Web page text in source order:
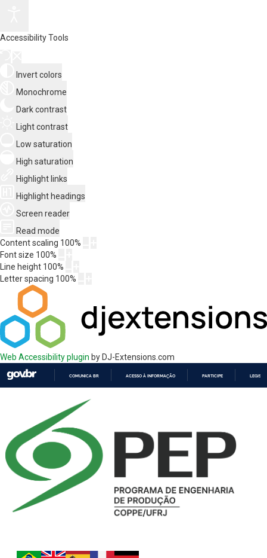
Accessibility Tools
Invert colors
Monochrome
Dark contrast
Light contrast
Low saturation
High saturation
Highlight links
Highlight headings
Screen reader
Read mode
Content scaling 100%
Font size 100%
Line height 100%
Letter spacing 100%
Web Accessibility plugin by DJ-Extensions.com
COMUNICA BR ACESSO À INFORMAÇÃO PARTICIPE